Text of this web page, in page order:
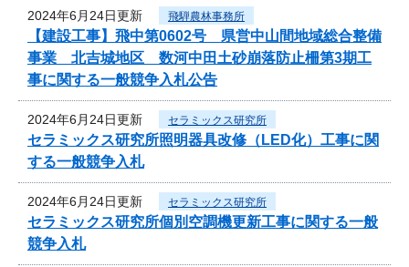
2024年6月24日更新 飛騨農林事務所
【建設工事】飛中第0602号 県営中山間地域総合整備
事業 北吉城地区 数河中田土砂崩落防止柵第3期工
事に関する一般競争入札公告
2024年6月24日更新 セラミックス研究所
セラミックス研究所照明器具改修（LED化）工事に関
する一般競争入札
2024年6月24日更新 セラミックス研究所
セラミックス研究所個別空調機更新工事に関する一般
競争入札